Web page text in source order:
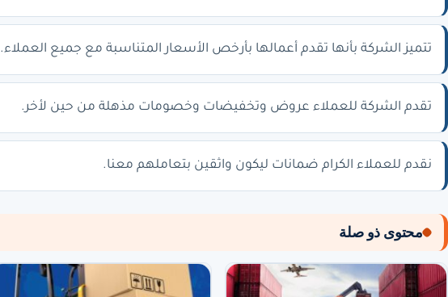
تتميز الشركة بأنها تقدم أعمالها بأرخص الأسعار المتناسبة مع جميع العملاء.
تقدم الشركة للعملاء عروض وتخفيضات وخصومات مذهلة من حين لأخر.
نقدم للعملاء الكرام ضمانات ليكون واثقين بتعاملهم معنا.
محتوى ذو صلة